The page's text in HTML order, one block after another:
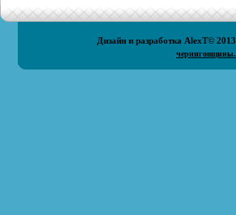
Дизайн и разработка AlexT© 2013
черниговщины.